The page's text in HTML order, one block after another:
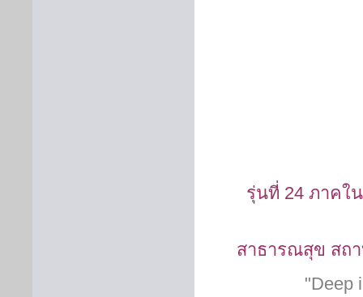
รุ่นที่ 24 ภาค
สาธารณสุข สถ
"Deep in